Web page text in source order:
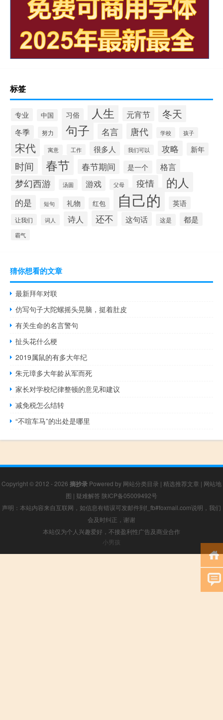
标签
专业 中国 习俗 人生 元宵节 冬天
冬季 努力 句子 名言 唐代 学校 孩子
宋代 寓意 工作 很多人 我们可以 攻略 新年
时间 春节 春节期间 是一个 格言
梦幻西游 汤圆 游戏 父母 疫情 的人
的是 短句 礼物 红包 自己的 英语
让我们 词人 诗人 还不 这句话 这是 都是
霸气
猜你想看的文章
最新拜年对联
仿写句子大陀螺摇头晃脑，挺着肚皮
有关生命的名言警句
扯头花什么梗
2019属鼠的有多大年纪
朱元璋多大年龄从军而死
家长对学校纪律整顿的意见和建议
减免税怎么结转
“不喧车马”的出处是哪里
Copyright © 2012 - 2026 摘抄录 Powered by 网站分类目录 | 精选推荐文章 | 网站地
图 | 疑难解答 陕ICP备05009492号
声明：本站内容来自互联网，如信息有错误可发邮件到f_fb#foxmail.com说明，我们
会及时纠正，谢谢
本站仅为个人兴趣爱好，不接盈利性广告及商业合作
小男孩